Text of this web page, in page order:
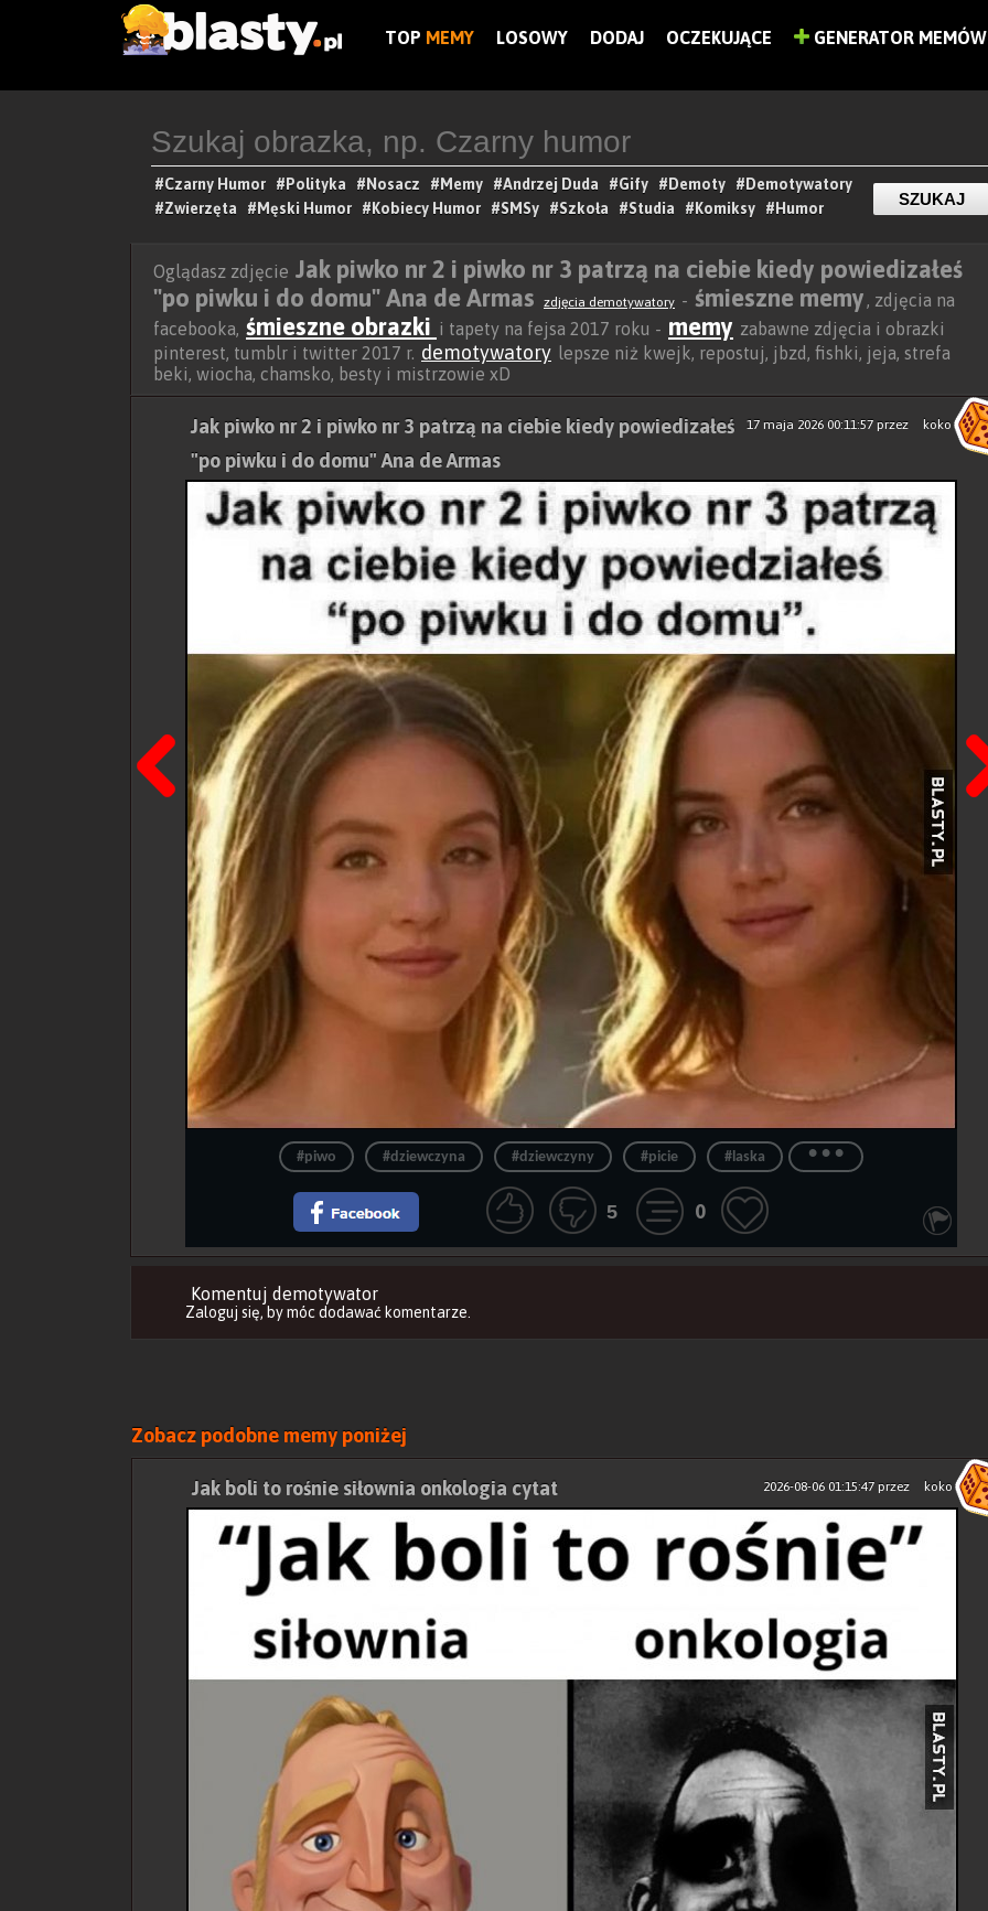
TOP MEMY LOSOWY DODAJ OCZEKUJĄCE GENERATOR MEMÓW
#Czarny Humor #Polityka #Nosacz #Memy #Andrzej Duda #Gify #Demoty
#Demotywatory
#Zwierzęta
#Męski Humor #Kobiecy Humor #SMSy #Szkoła #Studia #Komiksy #Humor
Oglądasz zdjęcie Jak piwko nr 2 i piwko nr 3 patrzą na ciebie kiedy powiedizałeś
"po piwku i do domu" Ana de Armas
zdjęcia demotywatory - śmieszne memy, zdjęcia na
facebooka, śmieszne obrazki i tapety na fejsa 2017 roku - memy zabawne zdjęcia i obrazki
pinterest, tumblr i twitter 2017 r. demotywatory lepsze niż kwejk, repostuj, jbzd, fishki, jeja, strefa
beki, wiocha, chamsko, besty i mistrzowie xD
17 maja 2026 00:11:57przez koko
Jak piwko nr 2 i piwko nr 3 patrzą na ciebie kiedy powiedizałeś
"po piwku i do domu" Ana de Armas
Poprzedni
#piwo #dziewczyna #dziewczyny #picie #laska ...
5 0
Komentuj demotywator
Zaloguj się, by móc dodawać komentarze.
Zobacz podobne memy poniżej
2026-08-06 01:15:47przez koko
Jak boli to rośnie siłownia onkologia cytat